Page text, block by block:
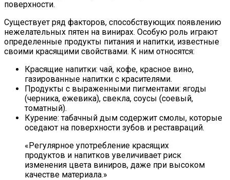
поверхности.
Существует ряд факторов, способствующих появлению
нежелательных пятен на винирах. Особую роль играют
определенные продукты питания и напитки, известные
своими красящими свойствами. К ним относятся:
Красящие напитки: чай, кофе, красное вино,
газированные напитки с красителями.
Продукты с выраженными пигментами: ягоды
(черника, ежевика), свекла, соусы (соевый,
томатный).
Курение: табачный дым содержит смолы, которые
оседают на поверхности зубов и реставраций.
«Регулярное употребление красящих
продуктов и напитков увеличивает риск
изменения цвета виниров, даже при высоком
качестве материала.»